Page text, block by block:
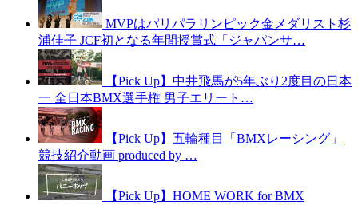
MVPはパリパラリンピック金メダリスト杉
浦佳子 JCF初となる年間授賞式「ジャパンサ…
【Pick Up】中井飛馬が5年ぶり2度目の日本
一 全日本BMX選手権 男子エリート…
【Pick Up】五輪種目「BMXレーシング」
競技紹介動画 produced by …
【Pick Up】HOME WORK for BMX